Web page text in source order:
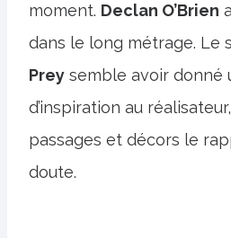
moment. Declan O’Brien
dans le long métrage. Le
Prey semble avoir donné
d’inspiration au
passages et décors le
doute.